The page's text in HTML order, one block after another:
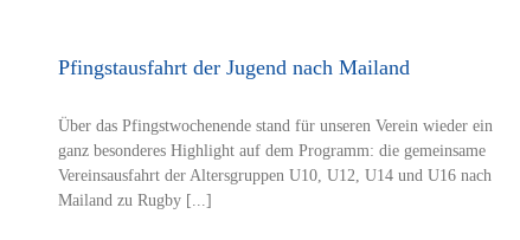
Pfingstausfahrt der Jugend nach Mailand
Über das Pfingstwochenende stand für unseren Verein wieder ein
ganz besonderes Highlight auf dem Programm: die gemeinsame
Vereinsausfahrt der Altersgruppen U10, U12, U14 und U16 nach
Mailand zu Rugby [...]